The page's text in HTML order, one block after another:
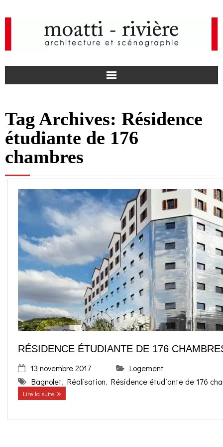
a
c
o
k
I
n
g
r
m
actualités
projets
médias
contact
FR
Tag Archives: Résidence
étudiante de 176
chambres
RÉSIDENCE ÉTUDIANTE DE 176
13 novembre 2017
Logement
Bagnolet, Réalisation, Résidence étudiante de 176
Lire la suite